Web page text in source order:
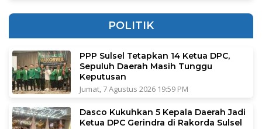
POLITIK
PPP Sulsel Tetapkan 14 Ketua DPC,
Sepuluh Daerah Masih Tunggu
Keputusan
Jumat, 7 Agustus 2026 19:59 PM
Dasco Kukuhkan 5 Kepala Daerah Jadi
Ketua DPC Gerindra di Rakorda Sulsel